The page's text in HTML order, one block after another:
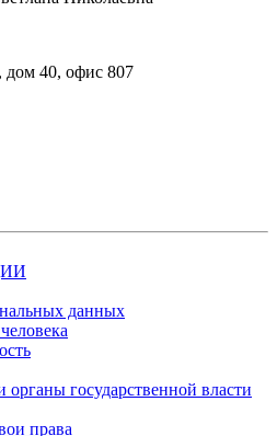
дом 40, офис 807
данных
государственной власти
права